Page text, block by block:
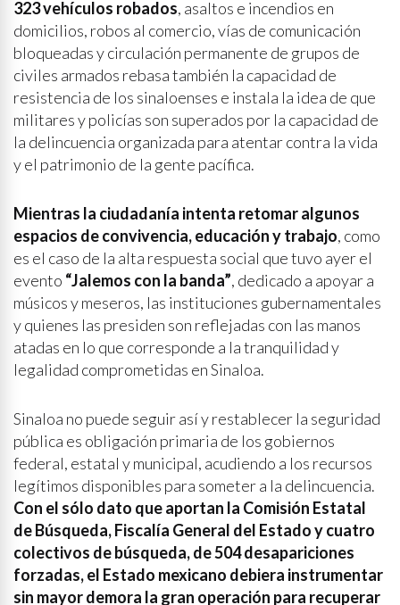
323 vehículos robados, asaltos e incendios en
domicilios, robos al comercio, vías de comunicación
bloqueadas y circulación permanente de grupos de
civiles armados rebasa también la capacidad de
resistencia de los sinaloenses e instala la idea de que
militares y policías son superados por la capacidad de
la delincuencia organizada para atentar contra la vida
y el patrimonio de la gente pacífica.
Mientras la ciudadanía intenta retomar algunos
espacios de convivencia, educación y trabajo, como
es el caso de la alta respuesta social que tuvo ayer el
evento “Jalemos con la banda”, dedicado a apoyar a
músicos y meseros, las instituciones gubernamentales
y quienes las presiden son reflejadas con las manos
atadas en lo que corresponde a la tranquilidad y
legalidad comprometidas en Sinaloa.
Sinaloa no puede seguir así y restablecer la seguridad
pública es obligación primaria de los gobiernos
federal, estatal y municipal, acudiendo a los recursos
legítimos disponibles para someter a la delincuencia.
Con el sólo dato que aportan la Comisión Estatal
de Búsqueda, Fiscalía General del Estado y cuatro
colectivos de búsqueda, de 504 desapariciones
forzadas, el Estado mexicano debiera instrumentar
sin mayor demora la gran operación para recuperar